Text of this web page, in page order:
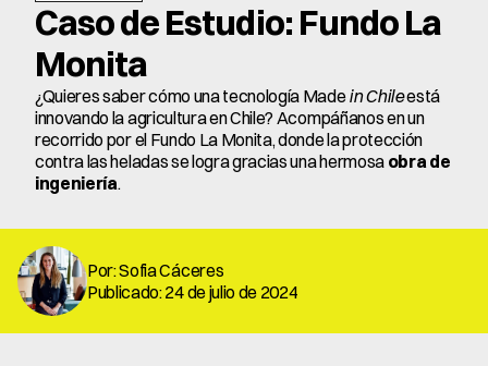
Caso de Estudio: Fundo La
Monita
¿Quieres saber cómo una tecnología Made in Chile está
innovando la agricultura en Chile? Acompáñanos en un
recorrido por el Fundo La Monita, donde la protección
contra las heladas se logra gracias una hermosa obra de
ingeniería.
Por: Sofia Cáceres
Publicado: 24 de julio de 2024